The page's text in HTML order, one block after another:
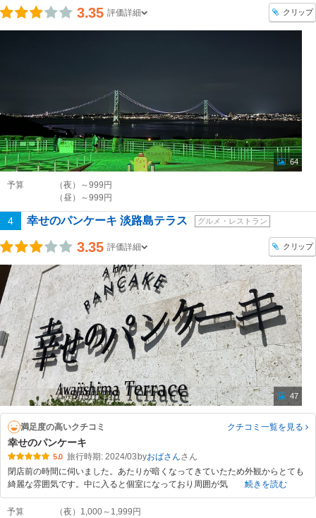
3.35 評価詳細 クリップ
64
予算
（夜）～999円
（昼）～999円
4 幸せのパンケーキ 淡路島テラス グルメ・レストラン
3.35 評価詳細 クリップ
47
満足度の高いクチコミ クチコミ一覧を見る
幸せのパンケーキ
5.0 旅行時期: 2024/03byおばさん
閉店前の時間に伺いました。あたりが暗くなってきていたため外観からとても
綺麗な雰囲気です。中に入ると個室になっており周囲が気
続きを読む
予算
（夜）1,000～1,999円